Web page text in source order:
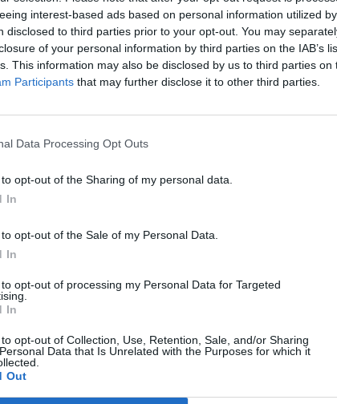
interest-based ads based on personal information utilized
disclosed to third parties prior to your opt-out. You may
of your personal information by third parties on the IAB’s
This information may also be disclosed by us to third parties on
Participants that may further disclose it to other third parties.
Data Processing Opt Outs
opt-out of the Sharing of my personal data.
In
opt-out of the Sale of my Personal Data.
In
opt-out of processing my Personal Data for Targeted
In
opt-out of Collection, Use, Retention, Sale, and/or Sharing
Data that Is Unrelated with the Purposes for which it
Out
krigekamp: – Det er
litt typisk oss
er
Se
1